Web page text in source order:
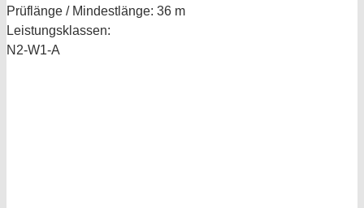
Prüflänge / Mindestlänge: 36 m
Leistungsklassen:
N2-W1-A